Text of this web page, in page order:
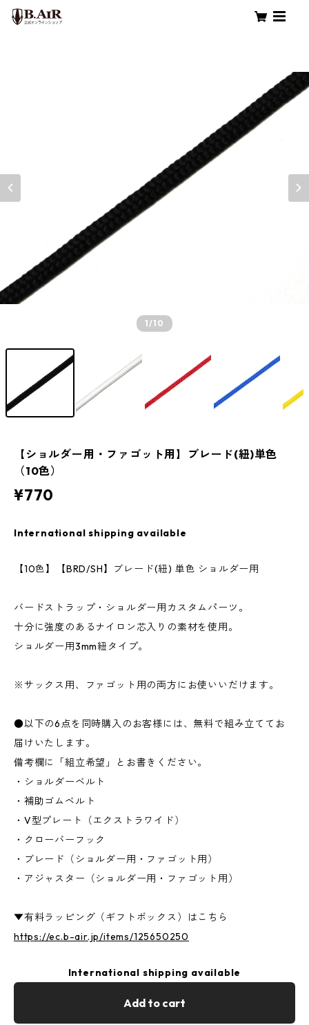
1/10
【ショルダー用・ファゴット用】ブレード(紐)単色
（10色）
¥770
International shipping available
【10色】【BRD/SH】ブレード(紐) 単色 ショルダー用
バードストラップ・ショルダー用カスタムパーツ。
十分に強度のあるナイロン芯入りの素材を使用。
ショルダー用3mm紐タイプ。
※サックス用、ファゴット用の両方にお使いいだけます。
●以下の6点を同時購入のお客様には、無料で組み立ててお
届けいたします。
備考欄に「組立希望」とお書きください。
・ショルダーベルト
・補助ゴムベルト​
・V型プレート（エクストラワイド）
・クローバーフック
・ブレード（ショルダー用・ファゴット用）
・アジャスター（ショルダー用・ファゴット用）
▼有料ラッピング（ギフトボックス）はこちら
https://ec.b-air.jp/items/125650250
International shipping available
Add to cart